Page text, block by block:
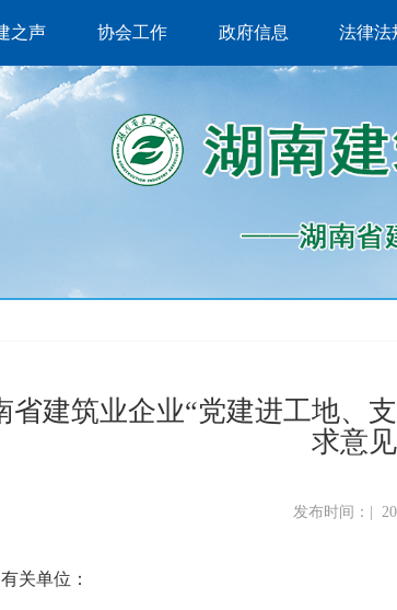
之声 协会工作 政府信息 法律法
省建筑业企业“党建进工地、
求意
发布时间：|
关单位：